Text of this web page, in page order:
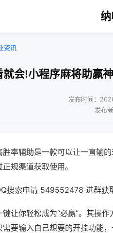
纳
资讯
就会!小程序麻将助赢
发布时间：
发布
率辅助是一款可以让一直输
规渠道获取使用。
搜索申请 549552478 进群获
让你轻松成为“必赢”。其操
需要输入自己想要的开挂功能